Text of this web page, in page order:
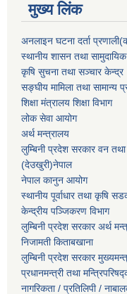
मुख्य लिंक
अनलाइन घटना दर्ता
स्थानीय शासन तथा
कृषि सुचना तथा सञ्चार केन्द्र
सङ्घीय मामिला तथा सामान्य
शिक्षा मंत्रालय शिक्षा विभाग
लोक सेवा आयोग
अर्थ मन्त्रालय
लुम्बिनी प्रदेश सरकार वन तथा
(देउखुरी)नेपाल
नेपाल कानुन आयोग
स्थानीय पूर्वाधार तथा कृषि
केन्द्रीय पञ्जिकरण विभाग
लुम्बिनी प्रदेश सरकार अर्थ
निजामती किताबखाना
लुम्बिनी प्रदेश सरकार
प्रधानमन्त्री तथा
नागरिकता / प्रतिलिपी /